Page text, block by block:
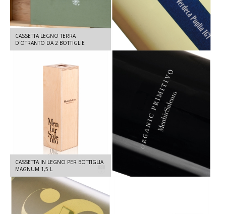
CASSETTA LEGNO TERRA
D'OTRANTO DA 2 BOTTIGLIE
MENHIR VERDECA - VERDECA IGT
SALENTO 2025 - 750 ML
CASSETTA IN LEGNO PER BOTTIGLIA
MAGNUM 1,5 L
PIETRA ORGANIC PRIMITIVO -
PRIMITIVO IGT SALENTO 2024 - 750
ML